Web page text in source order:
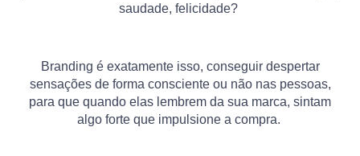
saudade, felicidade?
Branding é exatamente isso, conseguir despertar
sensações de forma consciente ou não nas pessoas,
para que quando elas lembrem da sua marca, sintam
algo forte que impulsione a compra.